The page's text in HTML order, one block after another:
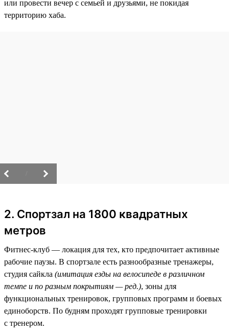
или провести вечер с семьей и друзьями, не покидая
территорию хаба.
2. Спортзал на 1800 квадратных
метров
Фитнес-клуб — локация для тех, кто предпочитает активные
рабочие паузы. В спортзале есть разнообразные тренажеры,
студия сайкла (имитация езды на велосипеде в различном
темпе и по разным покрытиям — ред.), зоны для
функциональных тренировок, групповых программ и боевых
единоборств. По будням проходят групповые тренировки
с тренером.